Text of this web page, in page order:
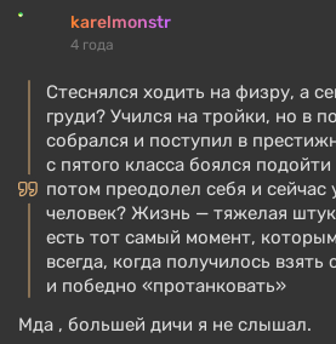
karelmonstr
4 года
Стеснялся ходить на физру, а
груди? Учился на тройки, но в
собрался и поступил в
с пятого класса боялся
потом преодолел себя и
человек? Жизнь — тяжелая
есть тот самый момент,
всегда, когда получилось
и победно «протанковать»
Мда , большей дичи я не слышал.